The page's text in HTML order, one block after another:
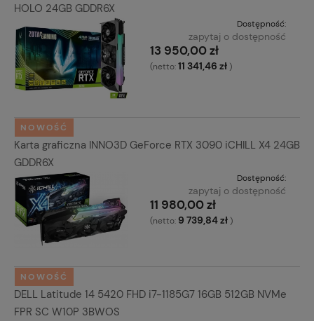
HOLO 24GB GDDR6X
Dostępność:
zapytaj o dostępność
13 950,00 zł
(netto:11 341,46 zł)
Karta graficzna INNO3D GeForce RTX 3090 iCHILL X4 24GB
GDDR6X
Dostępność:
zapytaj o dostępność
11 980,00 zł
(netto: 9 739,84 zł)
NOWOŚĆ
DELL Latitude 14 5420 FHD i7-1185G7 16GB 512GB NVMe
FPR SC W10P 3BWOS
NOWOŚĆ